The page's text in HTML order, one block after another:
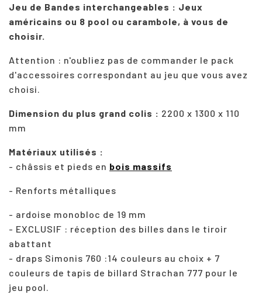
Jeu de Bandes interchangeables : Jeux
américains ou 8 pool ou carambole, à vous de
choisir.
Attention : n'oubliez pas de commander le pack
d'accessoires correspondant au jeu que vous avez
choisi.
Dimension du plus grand colis : 2200 x 1300 x 110
mm
Matériaux utilisés :
- châssis et pieds en bois massifs
- Renforts métalliques
- ardoise monobloc de 19 mm
- EXCLUSIF : réception des billes dans le tiroir
abattant
- draps Simonis 760 :14 couleurs au choix + 7
couleurs de tapis de billard Strachan 777 pour le
jeu pool.